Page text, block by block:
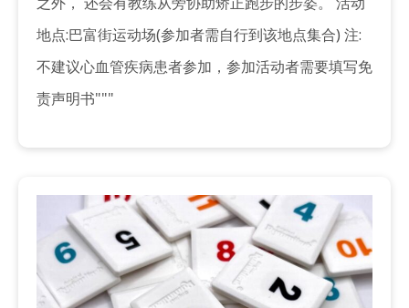
地点:巴富街运动场(参加者需自行到该地点集合) 注:
不建议心血管疾病患者参加，参加活动者需要填写免
责声明书"""